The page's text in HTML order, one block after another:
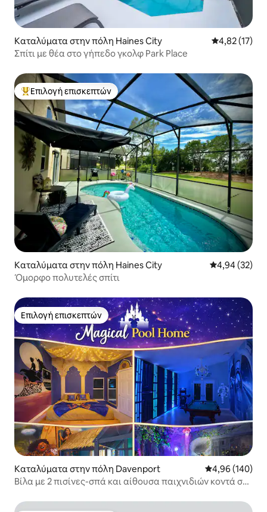
Καταλύματα στην πόλη Haines City Μέση
4,82 (17)
Σπίτι με θέα στο γήπεδο γκολφ Park Place
Κορυφαία επιλογή επισκεπτών
Επιλογή επισκεπτών
Καταλύματα στην πόλη Haines City Μέση
4,94 (32)
Όμορφο πολυτελές σπίτι
Επιλογή επισκεπτών
Επιλογή επισκεπτών
Καταλύματα στην πόλη Davenport Μέση
4,96 (140)
Βίλα με 2 πισίνες-σπά και αίθουσα παιχνιδιών κοντά στη